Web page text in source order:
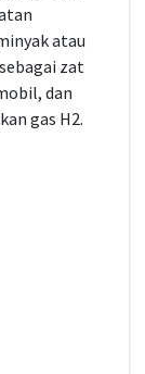
atau
zat
dan
gas H2.